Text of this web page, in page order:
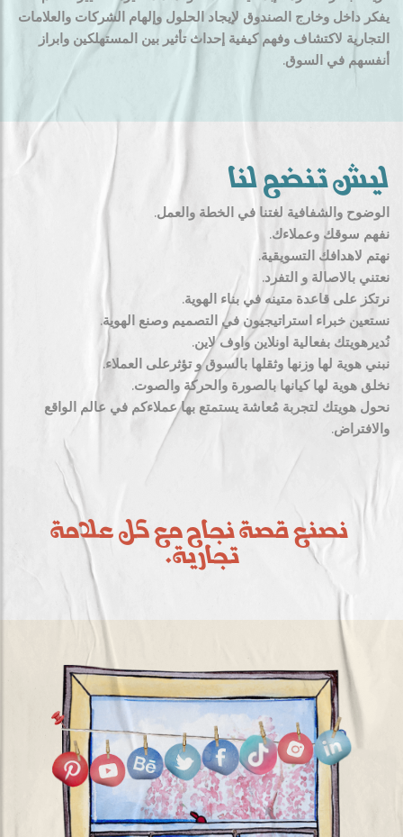
يفكر داخل وخارج الصندوق لإيجاد الحلول وإلهام الشركات والعلامات
التجارية لاكتشاف وفهم كيفية إحداث تأثير بين المستهلكين وابراز
أنفسهم في السوق.
ليش تنضم لنا
الوضوح والشفافية لغتنا في الخطة والعمل.
نفهم سوقك وعملاءك.
نهتم لاهدافك التسويقية.
نعتني بالاصالة و التفرد.
نرتكز على قاعدة متينه في بناء الهوية.
نستعين خبراء استراتيجيون في التصميم وصنع الهوية.
نُديرهويتك بفعالية اونلاين واوف لاين.
نبني هوية لها وزنها وثقلها بالسوق و تؤثرعلى العملاء.
نخلق هوية لها كيانها بالصورة والحركة والصوت.
نحول هويتك لتجربة مُعاشة يستمتع بها عملاءكم في عالم الواقع
والافتراض.
نصنع قصة نجاح مع كل علامة
تجارية.